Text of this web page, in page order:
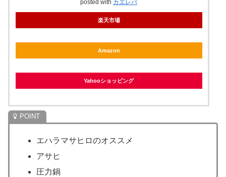
posted with カエレバ
楽天市場
Amazon
Yahooショッピング
エハラマサヒロのオススメ
アサヒ
圧力鍋